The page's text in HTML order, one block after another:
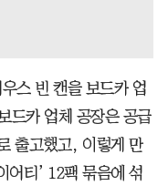
스 빈 캔을 보드카 업
드카 업체 공장은 공급
출고했고, 이렇게 만
어티’ 12팩 묶음에 섞